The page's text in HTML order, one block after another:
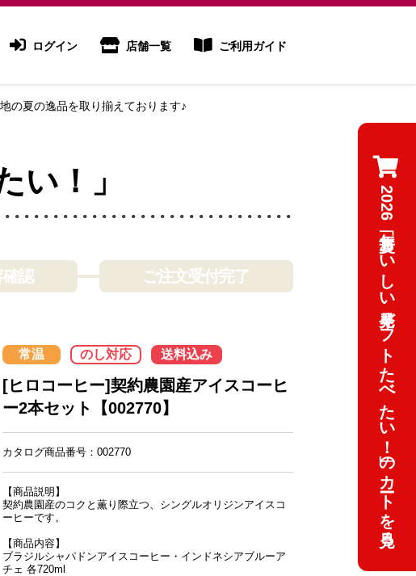
ログイン 店舗一覧 ご利用ガイド
の夏の逸品を取り揃えております♪
い！」
確認 ご注文受付完了
常温 のし対応 送料込み
[ヒロコーヒー]契約農園産アイスコーヒ
ー2本セット【002770】
カタログ商品番号：002770
【商品説明】
契約農園産のコクと薫り際立つ、シングルオリジンアイスコ
ーヒーです。
【商品内容】
ブラジルシャパドンアイスコーヒー・インドネシアブルーア
チェ 各720ml
2026年 夏「おいしい発見ギフトたべたい！」のカートを見る